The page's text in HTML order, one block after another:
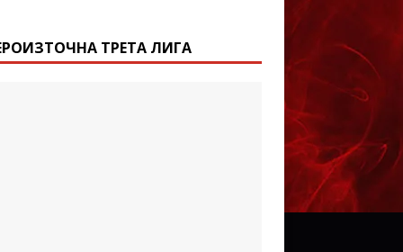
ТРЕТА ЛИГА